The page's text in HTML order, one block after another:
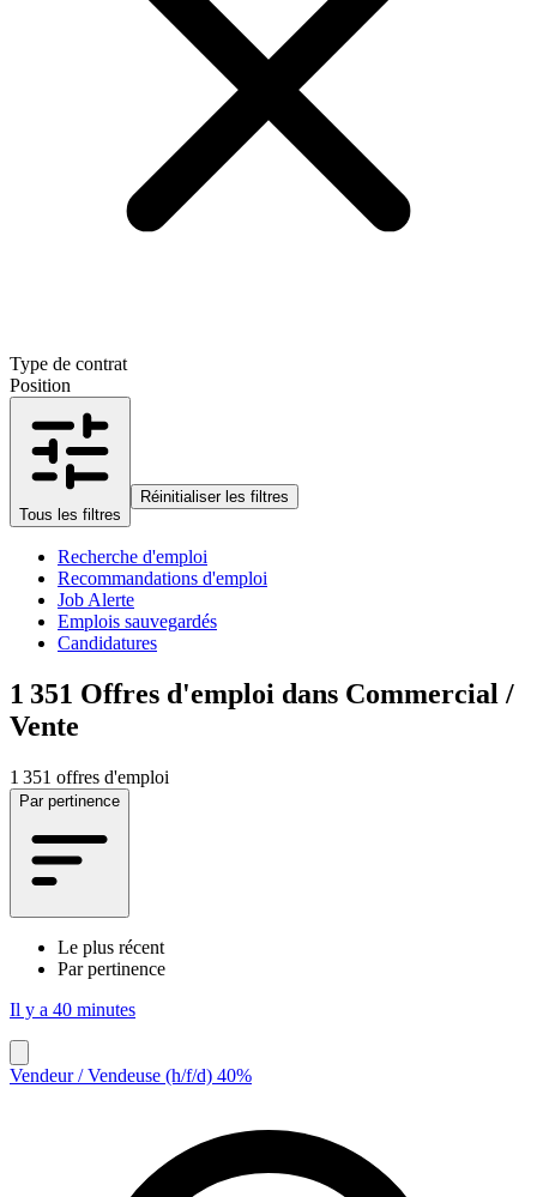
Type de contrat
Position
Tous les filtres
Réinitialiser les filtres
Recherche d'emploi
Recommandations d'emploi
Job Alerte
Emplois sauvegardés
Candidatures
1 351 Offres d'emploi dans Commercial /
Vente
1 351 offres d'emploi
Par pertinence
Le plus récent
Par pertinence
Il y a 40 minutes
Vendeur / Vendeuse (h/f/d) 40%